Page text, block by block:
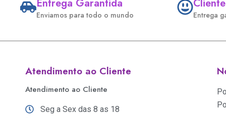
Entrega Garantida
Enviamos para todo o mundo Entrega
Atendimento ao Cliente
Atendimento ao Cliente
Seg a Sex das 8 as 18